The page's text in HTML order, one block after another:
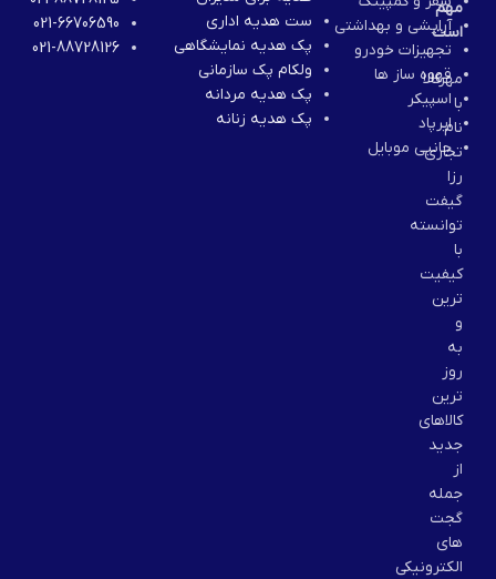
عمر باتری واترجت تا
مهم
است
مهرکالا
با
نام
تجاری
رزا
گیفت
توانسته
با
کیفیت
ترین
و
به
روز
ترین
کالاهای
جدید
از
جمله
گجت
های
الکترونیکی
آرایشی و بهداشتی
تجهیزات خودرو
قهوه ساز ها
اسپیکر
ایرپاد
جانبی موبایل
ست هدیه اداری
پک هدیه نمایشگاهی
ولکام پک سازمانی
پک هدیه مردانه
پک هدیه زنانه
021-66706590
021-88728126